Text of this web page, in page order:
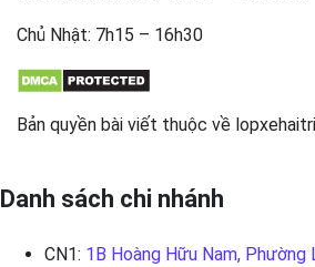
Chủ Nhật: 7h15 – 16h30
Bản quyền bài viết thuộc về
Danh sách chi nhánh
CN1: 1B Hoàng Hữu Nam, Phường